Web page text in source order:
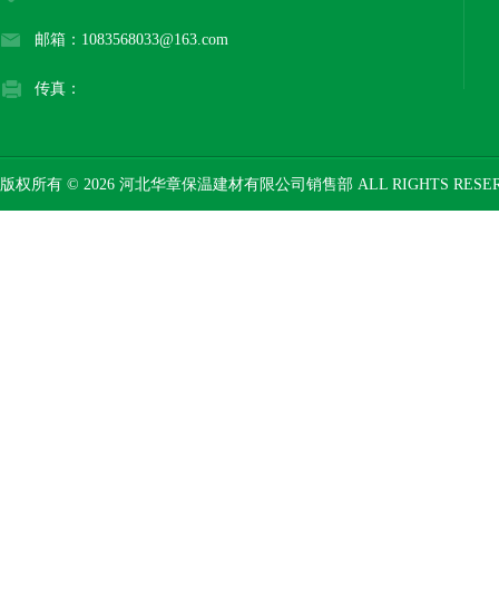
邮箱：1083568033@163.com
传真：
版权所有 © 2026 河北华章保温建材有限公司销售部 ALL RIGHTS